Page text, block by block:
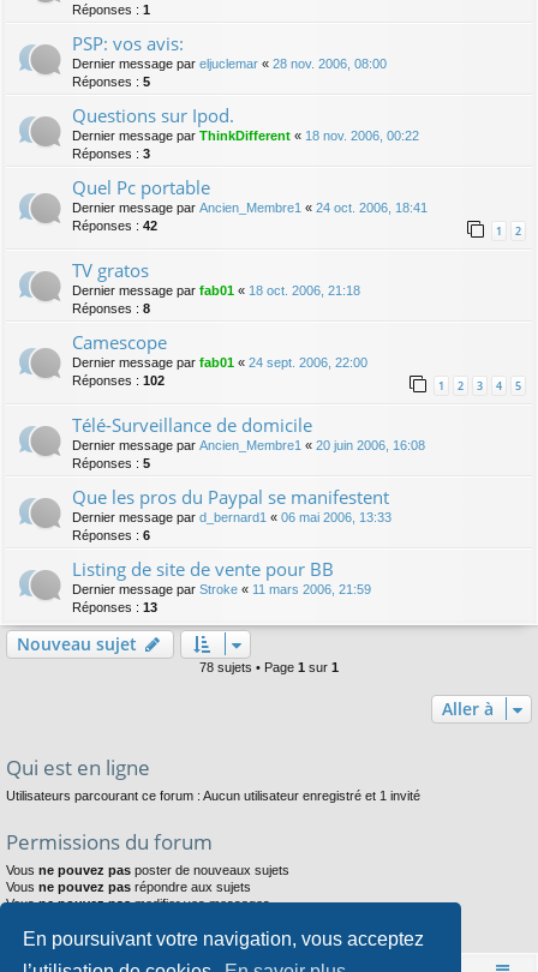
En poursuivant votre navigation, vous acceptez
Réponses : 1
PSP: vos avis:
Dernier message par eljuclemar « 28 nov. 2006, 08:00
Réponses : 5
Questions sur Ipod.
Dernier message par ThinkDifferent « 18 nov. 2006, 00:22
Réponses : 3
Quel Pc portable
Dernier message par Ancien_Membre1 « 24 oct. 2006, 18:41
Réponses : 42 1 2
TV gratos
Dernier message par fab01 « 18 oct. 2006, 21:18
Réponses : 8
Camescope
Dernier message par fab01 « 24 sept. 2006, 22:00
Réponses : 102 1 2 3 4 5
Télé-Surveillance de domicile
Dernier message par Ancien_Membre1 « 20 juin 2006, 16:08
Réponses : 5
Que les pros du Paypal se manifestent
Dernier message par d_bernard1 « 06 mai 2006, 13:33
Réponses : 6
Listing de site de vente pour BB
Dernier message par Stroke « 11 mars 2006, 21:59
Réponses : 13
Nouveau sujet
78 sujets • Page 1 sur 1
Aller à
Qui est en ligne
Utilisateurs parcourant ce forum : Aucun utilisateur enregistré et 1 invité
Permissions du forum
Vous ne pouvez pas poster de nouveaux sujets
Vous ne pouvez pas répondre aux sujets
Vousne pouvez pasmodifier vos messages
Vousne pouvez pasjoindre des fichiers